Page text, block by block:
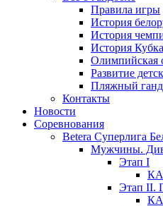
Правила игры
История
История
История
Олимпийская
Развитие
Пляжный
Контакты
Новости
Соревнования
Betera Суперлига
Мужчины.
Этап I
Этап II.